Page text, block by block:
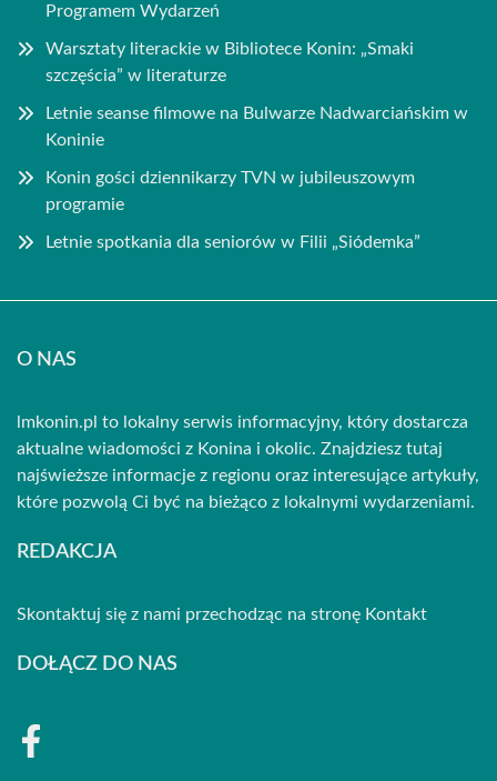
Programem Wydarzeń
Warsztaty literackie w Bibliotece Konin: „Smaki
szczęścia” w literaturze
Letnie seanse filmowe na Bulwarze Nadwarciańskim w
Koninie
Konin gości dziennikarzy TVN w jubileuszowym
programie
Letnie spotkania dla seniorów w Filii „Siódemka”
O NAS
lmkonin.pl to lokalny serwis informacyjny, który dostarcza
aktualne wiadomości z Konina i okolic. Znajdziesz tutaj
najświeższe informacje z regionu oraz interesujące artykuły,
które pozwolą Ci być na bieżąco z lokalnymi wydarzeniami.
REDAKCJA
Skontaktuj się z nami przechodząc na stronę Kontakt
DOŁĄCZ DO NAS